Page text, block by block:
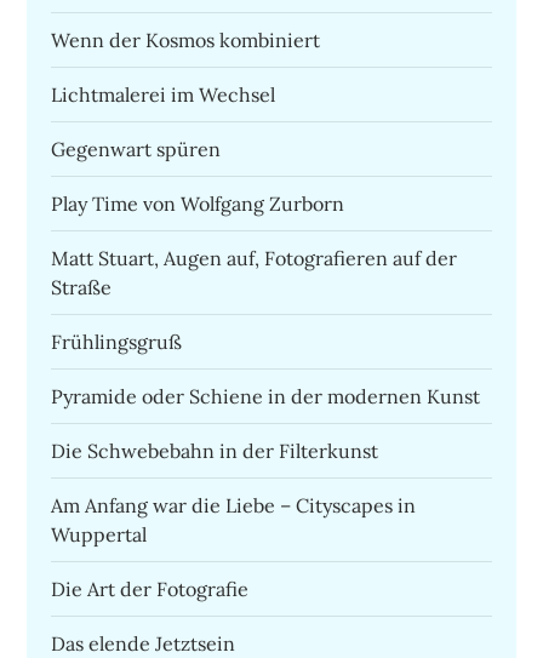
Wenn der Kosmos kombiniert
Lichtmalerei im Wechsel
Gegenwart spüren
Play Time von Wolfgang Zurborn
Matt Stuart, Augen auf, Fotografieren auf der
Straße
Frühlingsgruß
Pyramide oder Schiene in der modernen Kunst
Die Schwebebahn in der Filterkunst
Am Anfang war die Liebe – Cityscapes in
Wuppertal
Die Art der Fotografie
Das elende Jetztsein